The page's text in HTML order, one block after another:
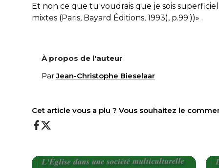
Et non ce que tu voudrais que je sois
mixtes (Paris, Bayard Éditions, 1993), p.99.))» .
À propos de l'auteur
ParJean-Christophe Bieselaar
Cet article vous a plu ? Vous souhaitez le